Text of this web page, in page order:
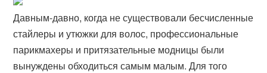
Давным-давно, когда не существовали бесчисленные
стайлеры и утюжки для волос, профессиональные
парикмахеры и притязательные модницы были
вынуждены обходиться самым малым. Для того